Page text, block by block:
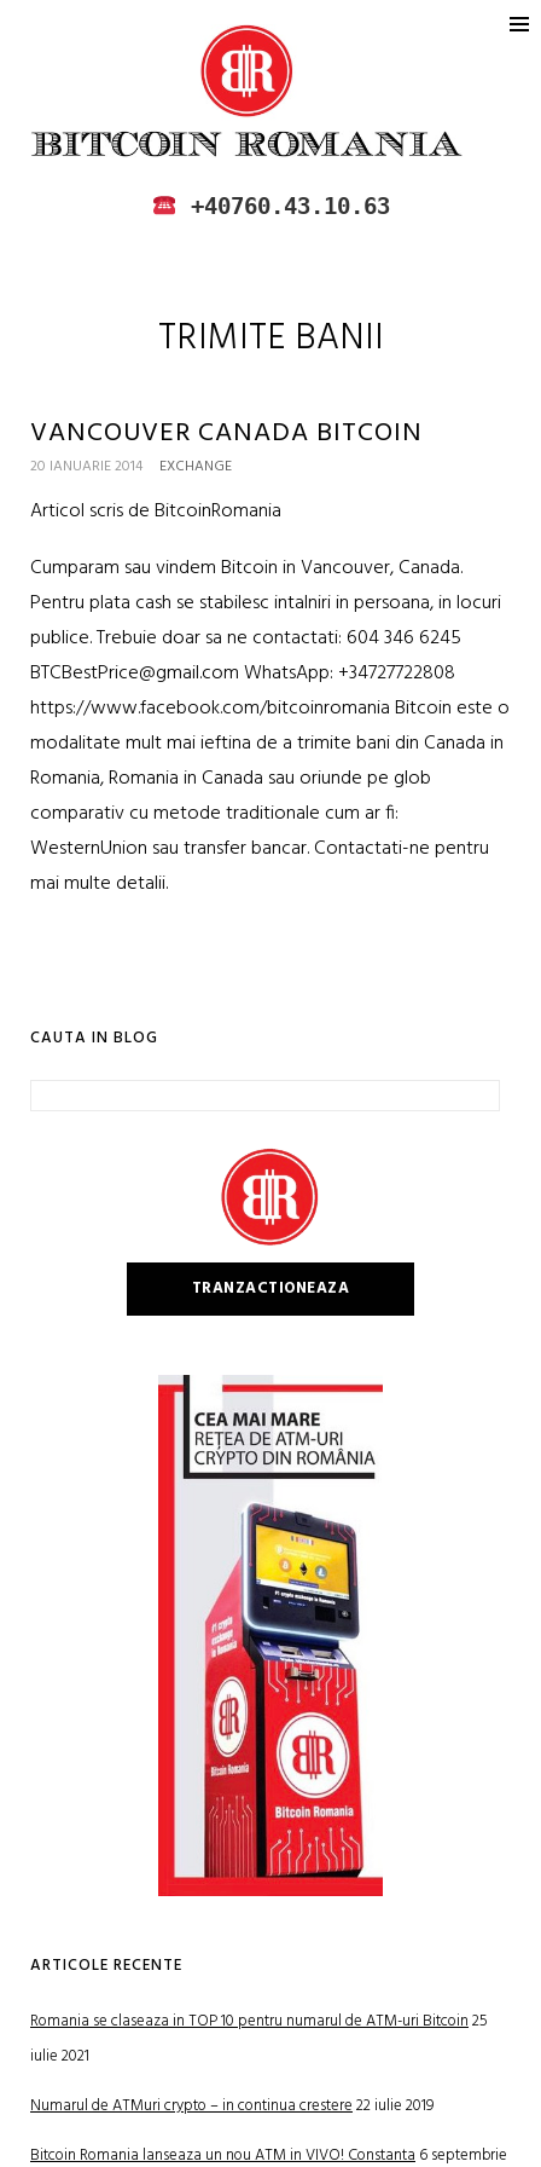
BITCOIN ROMANIA
CUMPARA SI VINDE BITCOIN IN
+40760.43.10.63
TRIMITE BANII
VANCOUVER CANADA BITCOIN
20 IANUARIE 2014 EXCHANGE
Articol scris de BitcoinRomania
Cumparam sau vindem Bitcoin in Vancouver, Canada.
Pentru plata cash se stabilesc intalniri in persoana, in locuri
publice. Trebuie doar sa ne contactati: 604 346 6245
BTCBestPrice@gmail.com WhatsApp: +34727722808
https://www.facebook.com/bitcoinromania Bitcoin este o
modalitate mult mai ieftina de a trimite bani din Canada in
Romania, Romania in Canada sau oriunde pe glob
comparativ cu metode traditionale cum ar fi:
WesternUnion sau transfer bancar. Contactati-ne pentru
mai multe detalii.
CAUTA IN BLOG
TRANZACTIONEAZA
ARTICOLE RECENTE
Romania se claseaza in TOP 10 pentru numarul de ATM-uri Bitcoin25
iulie 2021
Numarul de ATMuri crypto – in continua crestere22 iulie 2019
Bitcoin Romania lanseaza un nou ATM in VIVO! Constanta6 septembrie